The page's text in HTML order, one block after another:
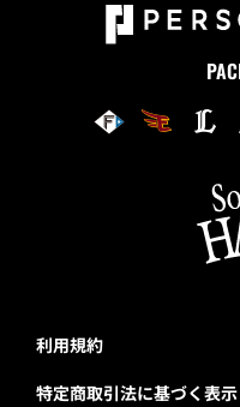
利用規約
特定商取引法に基づく表示